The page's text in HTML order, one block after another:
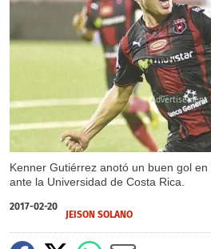
Kenner Gutiérrez anotó un buen gol
ante la Universidad de Costa Rica.
2017-02-20
JEISON SOLANO